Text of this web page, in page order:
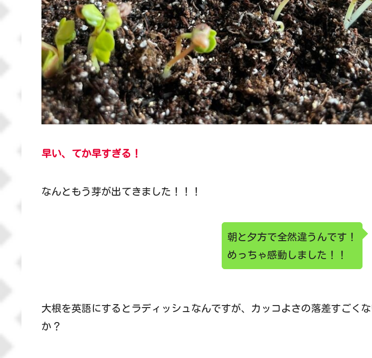
早い、てか早すぎる！
なんともう芽が出てきました！！！
朝と夕方で全然違うんです！
めっちゃ感動しました！！
大根を英語にするとラディッシュなんですが、カッコよさの落差すごく
か？